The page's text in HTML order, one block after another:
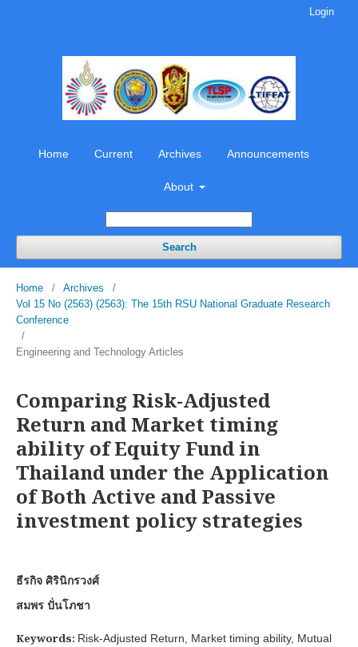
Home Current Archives Announcements
About
Search
Login
Home / Archives
/
Vol 15 No (2563) (2563): The 15th RSU National Graduate Research
Conference
/
Engineering and Technology Articles
Comparing Risk-Adjusted
Return and Market timing
ability of Equity Fund in
Thailand under the Application
of Both Active and Passive
investment policy strategies
ธีรกิจ ศิรินิกรวงศ์
สมพร ปั่นโภชา
Keywords: Risk-Adjusted Return, Market timing ability, Mutual